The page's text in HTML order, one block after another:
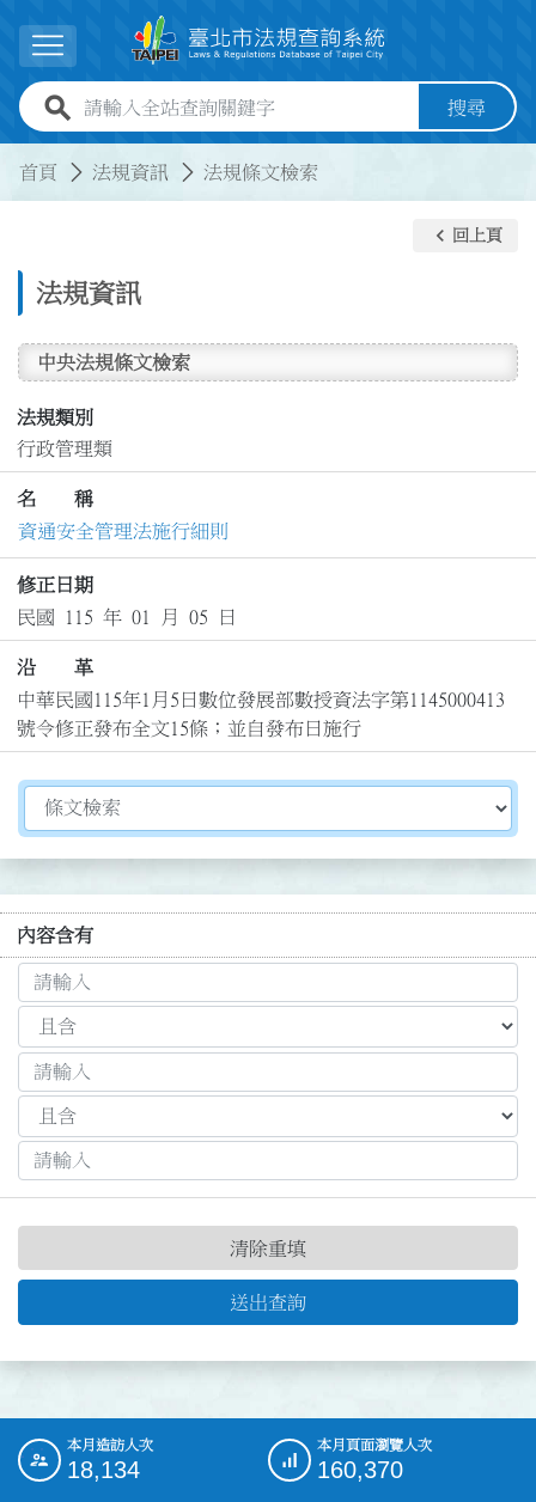
展開選單
全站查詢關鍵字欄位 搜尋
首頁 法規資訊 法規條文檢索
法規資訊
keyboard_arrow_left 回上頁
中央法規條文檢索
法規類別
行政管理類
名 稱
資通安全管理法施行細則
修正日期
民國 115 年 01 月 05 日
沿 革
中華民國115年1月5日數位發展部數授資法字第1145000413
號令修正發布全文15條；並自發布日施行
切換選擇法規資訊內容
內容含有
送出查詢
清除重填
::: 本月造訪人次
18,134
本月頁面瀏覽人次
160,370